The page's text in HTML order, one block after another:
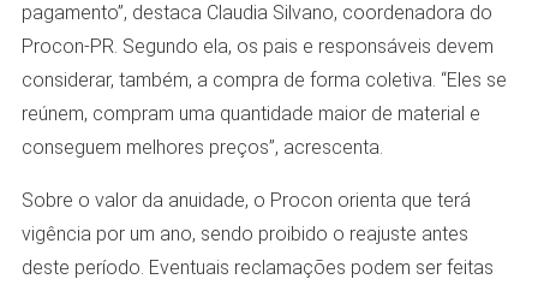
pagamento”, destaca Claudia Silvano, coordenadora do
Procon-PR. Segundo ela, os pais e responsáveis devem
considerar, também, a compra de forma coletiva. “Eles se
reúnem, compram uma quantidade maior de material e
conseguem melhores preços”, acrescenta.
Sobre o valor da anuidade, o Procon orienta que terá
vigência por um ano, sendo proibido o reajuste antes
deste período. Eventuais reclamações podem ser feitas